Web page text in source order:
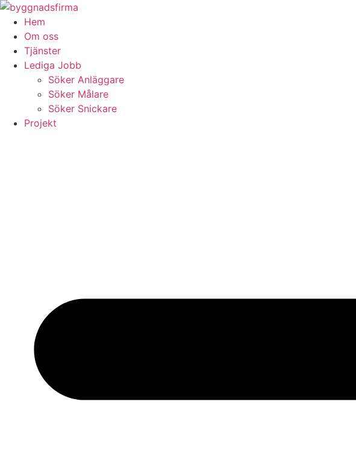
Skip
content
Hem
Om oss
Tjänster
Lediga Jobb
Söker Anläggare
Söker Målare
Söker Snickare
Projekt